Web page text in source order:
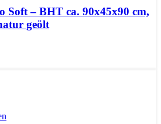
Soft – BHT ca. 90x45x90 cm,
geölt